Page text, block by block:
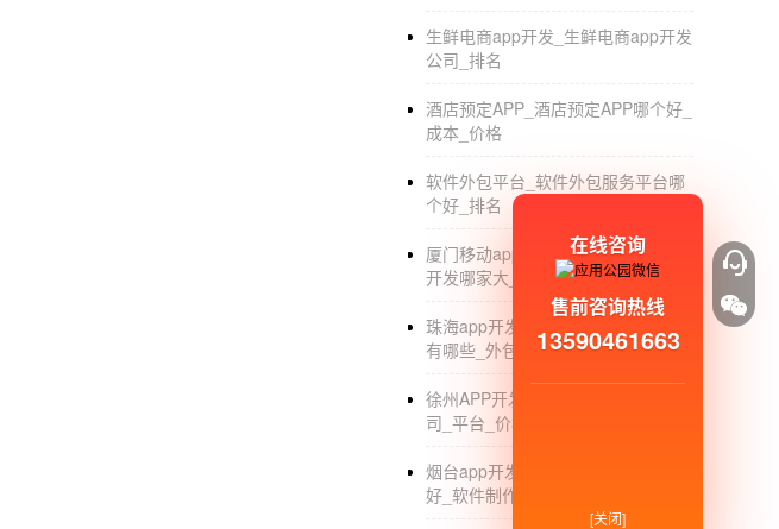
生鲜电商app开发_生鲜电商app开发
公司_排名
酒店预定APP_酒店预定APP哪个好_
成本_价格
软件外包平台_软件外包服务平台哪
个好_排名
厦门移动app开发_厦门移动app软件
开发哪家大_公司
珠海app开发公司_珠海app开发公司
有哪些_外包制作_排名
徐州APP开发_徐州APP软件开发公
司_平台_价格
烟台app开发_烟台app开发公司哪家
好_软件制作
在线咨询
售前咨询热线
13590461663
[关闭]